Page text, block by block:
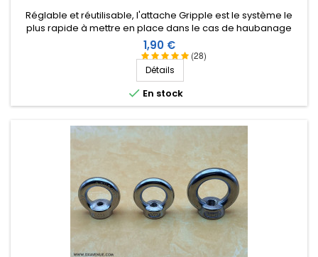
(28)
Réglable et réutilisable, l'attache Gripple est le système le
plus rapide à mettre en place dans le cas de haubanage
d'antennes verticales ou filaires avec du fil mono-filament de
2,6 ou 3 mm.
Prix
1,90 €
Détails
 En stock